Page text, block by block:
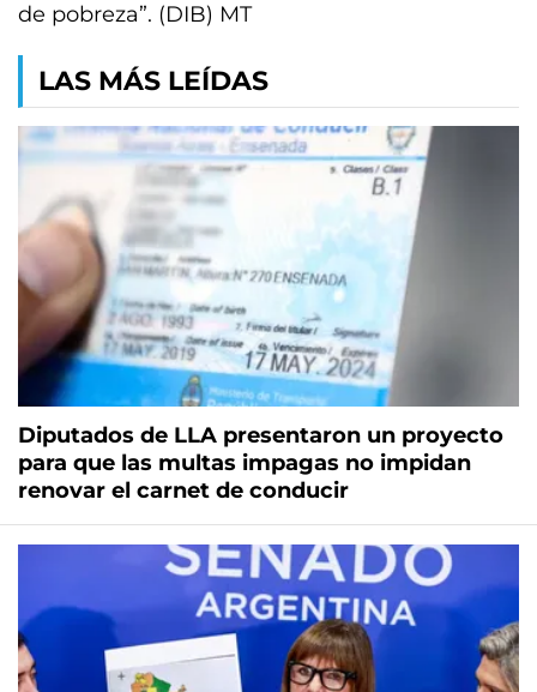
de pobreza”. (DIB) MT
LAS MÁS LEÍDAS
Diputados de LLA presentaron un proyecto
para que las multas impagas no impidan
renovar el carnet de conducir